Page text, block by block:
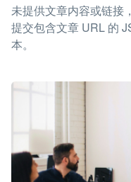
未提供文章内容或链接
提交包含文章 URL 的
本。